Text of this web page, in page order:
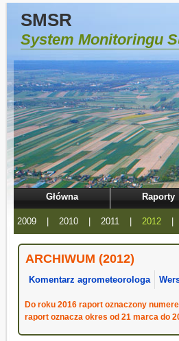
SMSR
System Monitoringu
Główna Raporty
2009 | 2010 | 2011 | 2012 |
ARCHIWUM (2012)
Komentarz agrometeorologa
Do roku 2016 raport oznaczony
raport oznacza okres od 21 marca do